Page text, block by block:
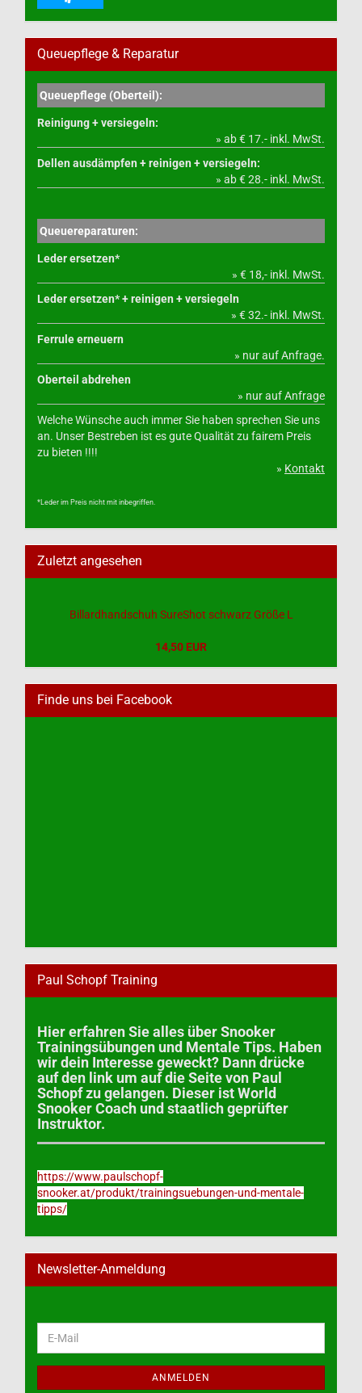
Queuepflege & Reparatur
Queuepflege (Oberteil):
Reinigung + versiegeln:
» ab € 17.- inkl. MwSt.
Dellen ausdämpfen + reinigen + versiegeln:
» ab € 28.- inkl. MwSt.
Queuereparaturen:
Leder ersetzen*
» € 18,- inkl. MwSt.
Leder ersetzen* + reinigen + versiegeln
» € 32.- inkl. MwSt.
Ferrule erneuern
» nur auf Anfrage.
Oberteil abdrehen
» nur auf Anfrage
Welche Wünsche auch immer Sie haben sprechen Sie uns
an. Unser Bestreben ist es gute Qualität zu fairem Preis
zu bieten !!!!
» Kontakt
*Leder im Preis nicht mit inbegriffen.
Zuletzt angesehen
Billardhandschuh SureShot schwarz Größe L
14,50 EUR
Finde uns bei Facebook
Paul Schopf Training
Hier erfahren Sie alles über Snooker
Trainingsübungen und Mentale Tips. Haben
wir dein Interesse geweckt? Dann drücke
auf den link um auf die Seite von Paul
Schopf zu gelangen. Dieser ist World
Snooker Coach und staatlich geprüfter
Instruktor.
https://www.paulschopf-
snooker.at/produkt/trainingsuebungen-und-mentale-
tipps/
Newsletter-Anmeldung
ZUR
E-
Mail
ANMELDEN